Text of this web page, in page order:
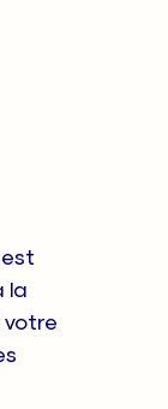
est
la
votre